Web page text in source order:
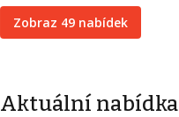
Zobraz 49 nabídek
Aktuální nabídka